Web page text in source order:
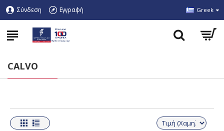
Σύνδεση Εγγραφή Greek
CALVO